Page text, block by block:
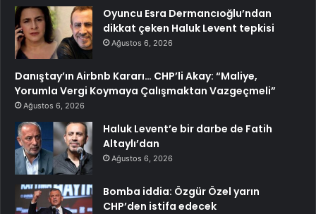
Oyuncu Esra Dermancıoğlu’ndan
dikkat çeken Haluk Levent tepkisi
Ağustos 6, 2026
Danıştay’ın Airbnb Kararı… CHP’li Akay: “Maliye,
Yorumla Vergi Koymaya Çalışmaktan Vazgeçmeli”
Ağustos 6, 2026
Haluk Levent’e bir darbe de Fatih
Altaylı’dan
Ağustos 6, 2026
Bomba iddia: Özgür Özel yarın
CHP’den istifa edecek